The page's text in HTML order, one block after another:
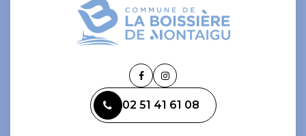
Lien
le
compte
Lien
le
compte
02 51 41 61 08